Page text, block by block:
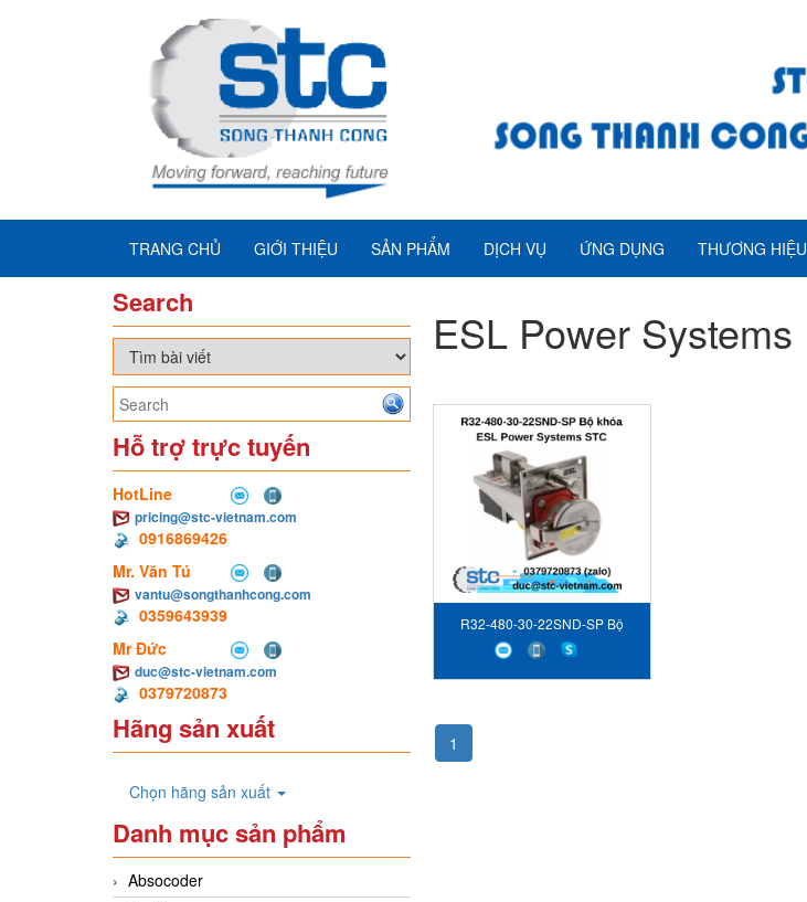
TRANG CHỦ GIỚI THIỆU SẢN PHẨM DỊCH VỤ ỨNG DỤNG THƯƠNG HIỆU
Search
Hỗ trợ trực tuyến
HotLine
pricing@stc-vietnam.com
0916869426
Mr. Văn Tú
vantu@songthanhcong.com
0359643939
Mr Đức
duc@stc-vietnam.com
0379720873
Hãng sản xuất
Chọn hãng sản xuất
Danh mục sản phẩm
Absocoder
ESL Power Systems
R32-480-30-22SND-SP Bộ
khóa liên động cơ học ESL
Power Systems
1